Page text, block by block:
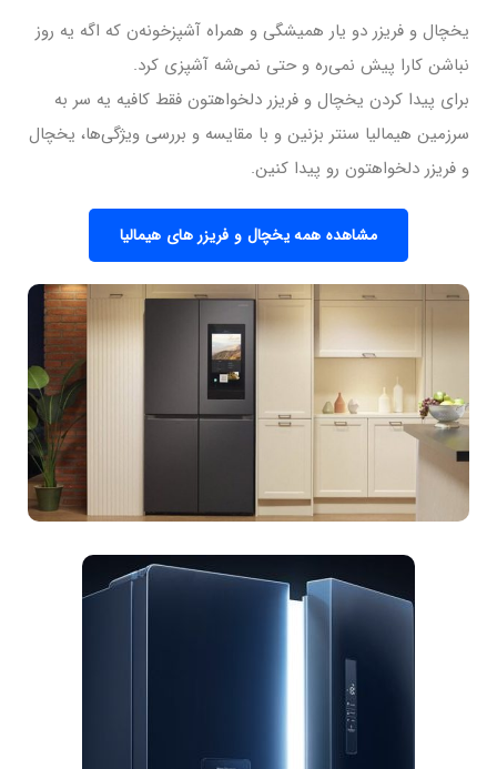
یخچال و فریزر دو یار همیشگی و همراه آشپزخونه‌ن که اگه یه روز
نباشن کارا پیش نمی‌ره و حتی نمی‌شه آشپزی کرد.
برای پیدا کردن یخچال و فریزر دلخواهتون فقط کافیه یه سر به
سرزمین هیمالیا سنتر بزنین و با مقایسه‌ و بررسی ویژگی‌ها، یخچال
و فریزر دلخواهتون رو پیدا کنین.
مشاهده همه یخچال و فریزر های هیمالیا